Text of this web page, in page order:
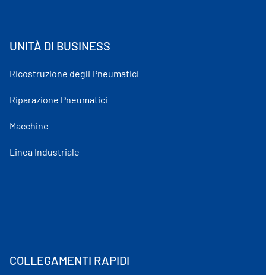
UNITÀ DI BUSINESS
Ricostruzione degli Pneumatici
Riparazione Pneumatici
Macchine
Linea Industriale
COLLEGAMENTI RAPIDI